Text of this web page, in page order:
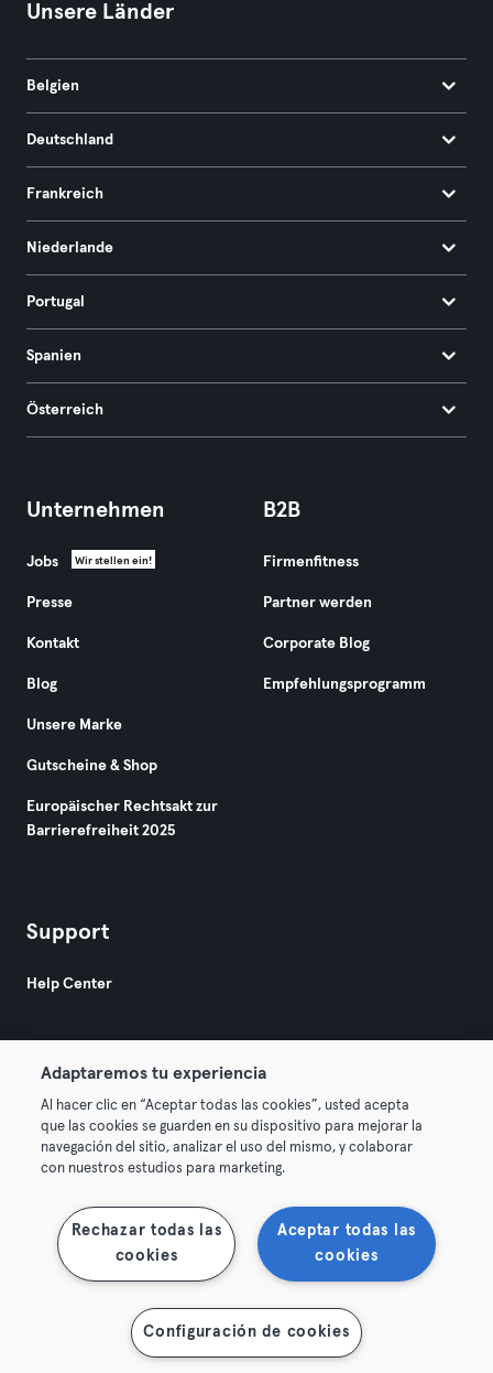
Unsere Länder
Belgien
Deutschland
Frankreich
Niederlande
Portugal
Spanien
Österreich
Unternehmen
Jobs Wir stellen ein!
Presse
Kontakt
Blog
Unsere Marke
Gutscheine & Shop
Europäischer Rechtsakt zur
Barrierefreiheit 2025
B2B
Firmenfitness
Partner werden
Corporate Blog
Empfehlungsprogramm
Support
Help Center
© 2026 Urban Sports Group GmbH. All rights reserved.
AGB Datenschutz Impressum
Vertrag hier kündigen Hier Verträge widerrufen
Adaptaremos tu experiencia
Al hacer clic en “Aceptar todas las cookies”, usted acepta
que las cookies se guarden en su dispositivo para mejorar la
navegación del sitio, analizar el uso del mismo, y colaborar
con nuestros estudios para marketing.
Aceptar todas las
cookies
Rechazar todas las
cookies
Configuración de cookies